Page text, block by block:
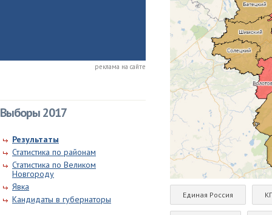
реклама на сайте
Выборы 2017
Результаты
Статистика по районам
Статистика по Великом
Новгороду
Явка
Кандидаты в губернаторы
Единая Россия